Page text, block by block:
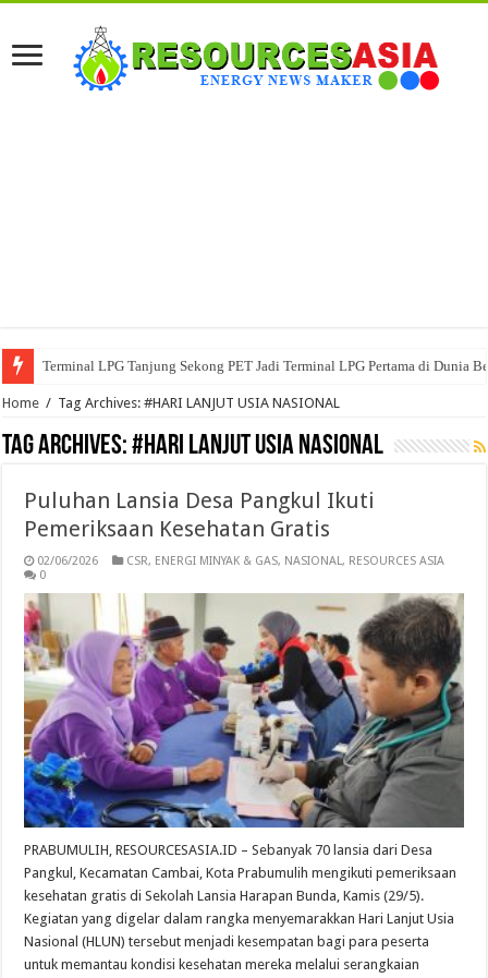
Terminal LPG Tanjung Sekong PET Jadi Terminal LPG Pertama di Dunia
Home / Tag Archives: #HARI LANJUT USIA NASIONAL
Tag Archives:#HARI LANJUT USIA NASIONAL
Puluhan Lansia Desa Pangkul Ikuti
Pemeriksaan Kesehatan Gratis
02/06/2026 CSR, ENERGI MINYAK & GAS, NASIONAL, RESOURCES ASIA
0
PRABUMULIH, RESOURCESASIA.ID – Sebanyak 70 lansia dari Desa
Pangkul, Kecamatan Cambai, Kota Prabumulih mengikuti pemeriksaan
kesehatan gratis di Sekolah Lansia Harapan Bunda, Kamis (29/5).
Kegiatan yang digelar dalam rangka menyemarakkan Hari Lanjut Usia
Nasional (HLUN) tersebut menjadi kesempatan bagi para peserta
untuk memantau kondisi kesehatan mereka melalui serangkaian